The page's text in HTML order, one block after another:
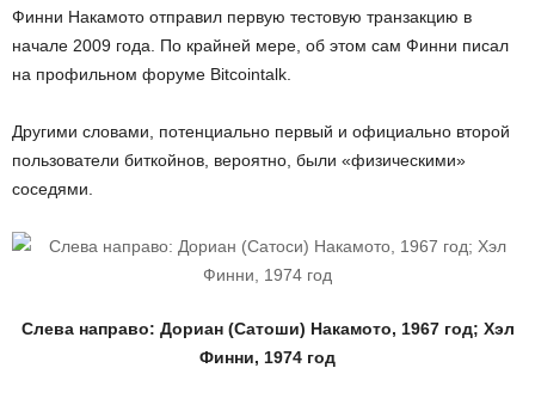
Финни Накамото отправил первую тестовую транзакцию в
начале 2009 года. По крайней мере, об этом сам Финни писал
на профильном форуме Bitcointalk.
Другими словами, потенциально первый и официально второй
пользователи биткойнов, вероятно, были «физическими»
соседями.
Слева направо: Дориан (Сатоши) Накамото, 1967 год; Хэл
Финни, 1974 год